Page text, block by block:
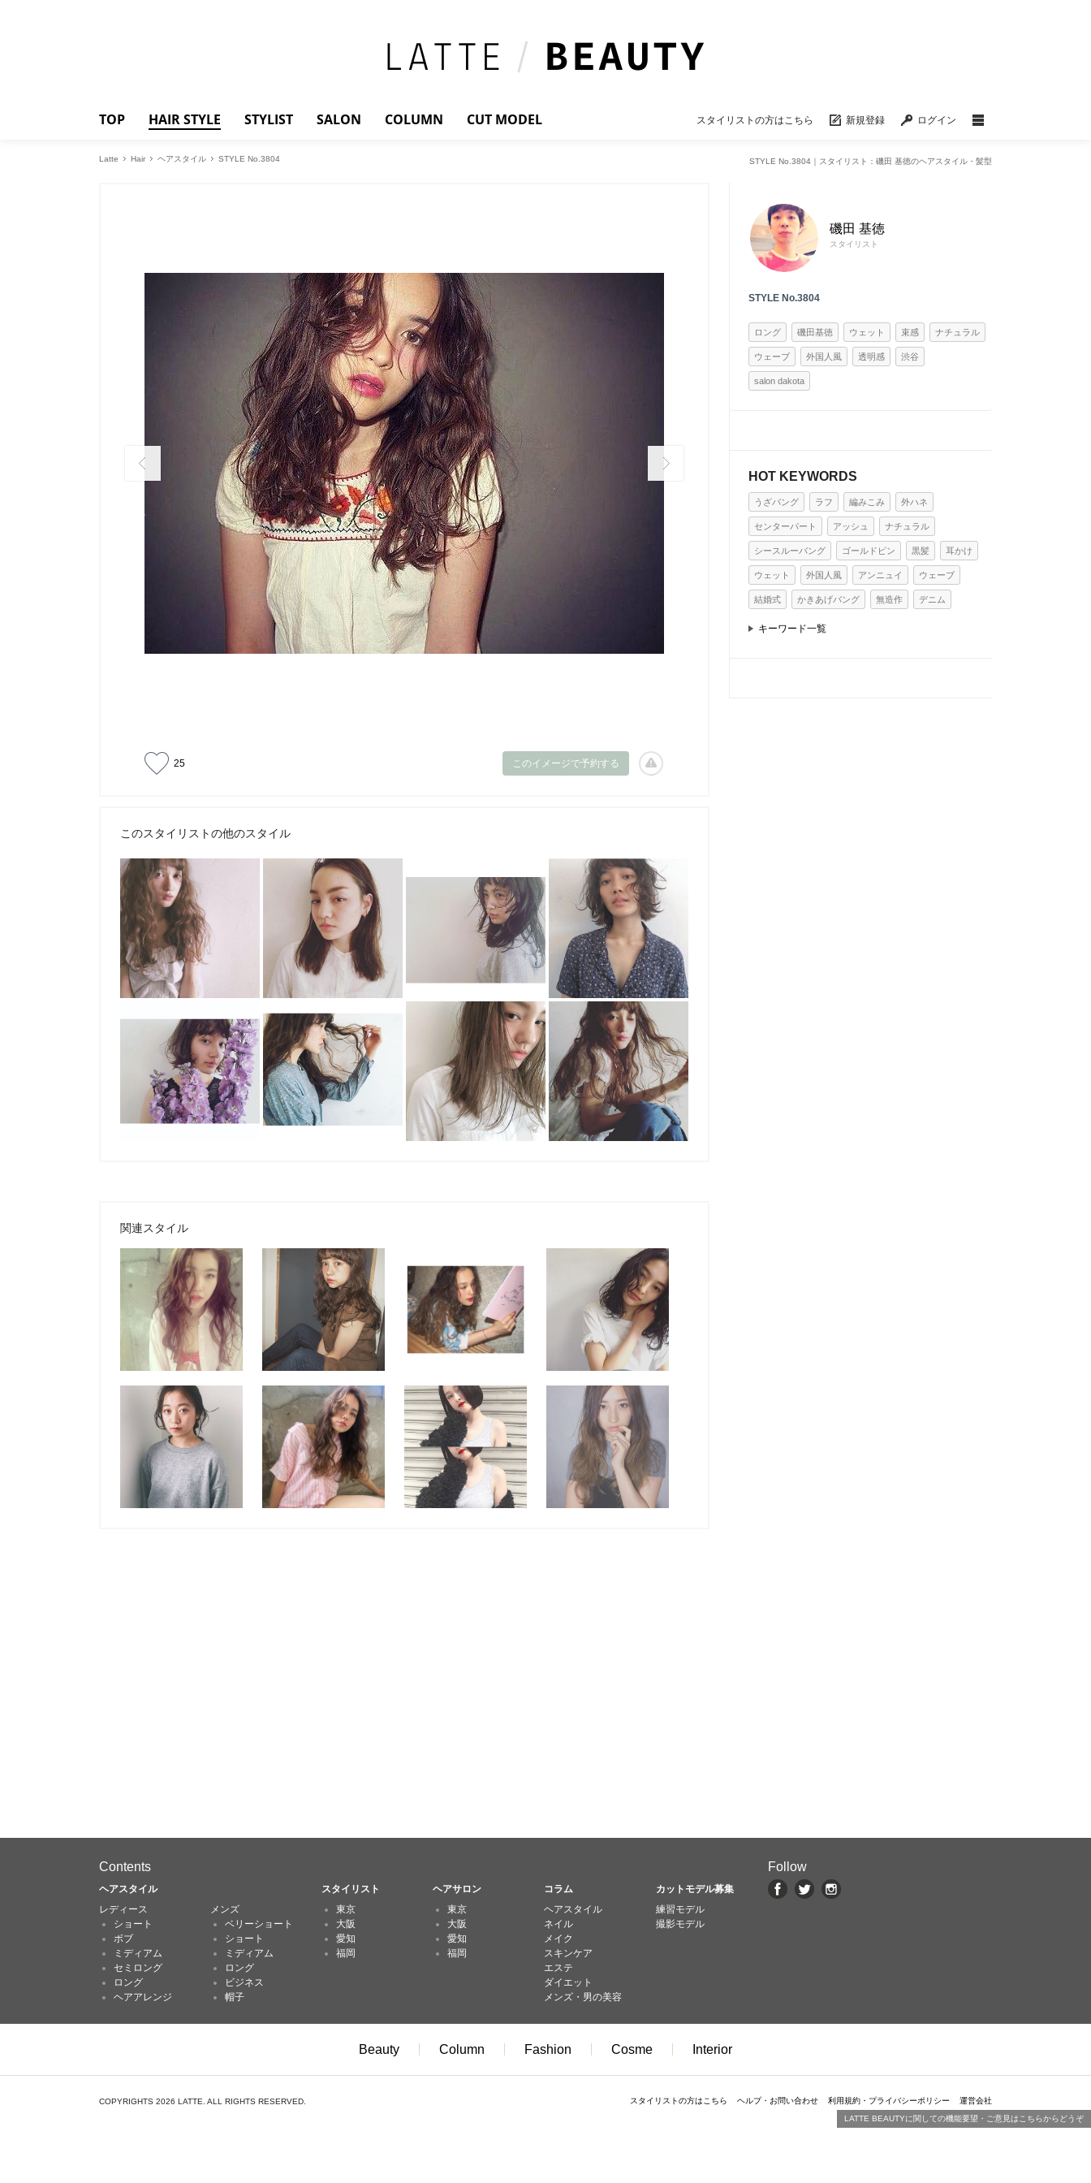
TOP HAIR STYLE STYLIST SALON COLUMN CUT MODEL スタイリストの方はこちら 新規登録 ログイン
STYLE No.3804｜スタイリスト：磯田 基徳のヘアスタイル・髪型
Latte Hair ヘアスタイル STYLE No.3804
25 このイメージで予約する
このスタイリストの他のスタイル
関連スタイル
磯田 基徳
スタイリスト
STYLE No.3804
ロング 磯田基徳 ウェット 束感 ナチュラル
ウェーブ 外国人風 透明感 渋谷
salon dakota
HOT KEYWORDS
うざバング ラフ 編みこみ 外ハネ
センターパート アッシュ ナチュラル
シースルーバング ゴールドピン 黒髪 耳かけ
ウェット 外国人風 アンニュイ ウェーブ
結婚式 かきあげバング 無造作 デニム
キーワード一覧
Contents Follow
ヘアスタイル スタイリスト ヘアサロン コラム
カットモデル募集
レディース
ショート
ボブ
ミディアム
セミロング
ロング
ヘアアレンジ
メンズ
ベリーショート
ショート
ミディアム
ロング
ビジネス
帽子
東京
大阪
愛知
福岡
東京
大阪
愛知
福岡
ヘアスタイル
ネイル
メイク
スキンケア
エステ
ダイエット
メンズ・男の美容
練習モデル
撮影モデル
Beauty Column Fashion Cosme Interior
COPYRIGHTS 2026 LATTE. ALL RIGHTS RESERVED. スタイリストの方はこちら ヘルプ・お問い合わせ 利用規約・プライバシーポリシー
運営会社
LATTE BEAUTYに関しての機能要望・ご意見はこちらからどうぞ